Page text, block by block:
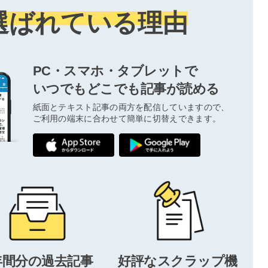
ばれている理由
PC・スマホ・タブレットで
いつでもどこでも記事が読める
紙面とテキスト記事の両方を配信していますので、
ご利用の端末に合わせて簡単に切替えできます。
分の過去記事 好評なスクラップ機